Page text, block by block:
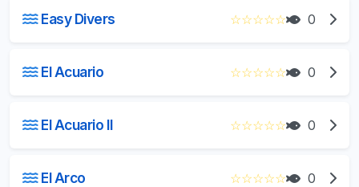
Easy Divers ☆☆☆☆☆ 0
El Acuario ☆☆☆☆☆ 0
El Acuario II ☆☆☆☆☆ 0
El Arco ☆☆☆☆☆ 0